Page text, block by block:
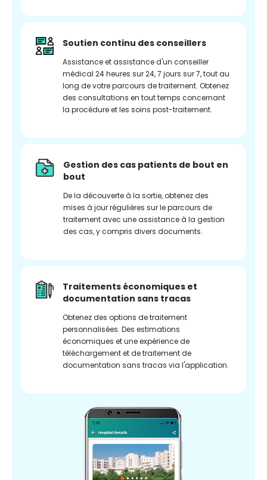
Soutien continu des conseillers
Assistance et assistance d'un conseiller
médical 24 heures sur 24, 7 jours sur 7, tout au
long de votre parcours de traitement. Obtenez
des consultations en tout temps concernant
la procédure et les soins post-traitement.
Gestion des cas patients de bout en
bout
De la découverte à la sortie, obtenez des
mises à jour régulières sur le parcours de
traitement avec une assistance à la gestion
des cas, y compris divers documents.
Traitements économiques et
documentation sans tracas
Obtenez des options de traitement
personnalisées. Des estimations
économiques et une expérience de
téléchargement et de traitement de
documentation sans tracas via l'application.